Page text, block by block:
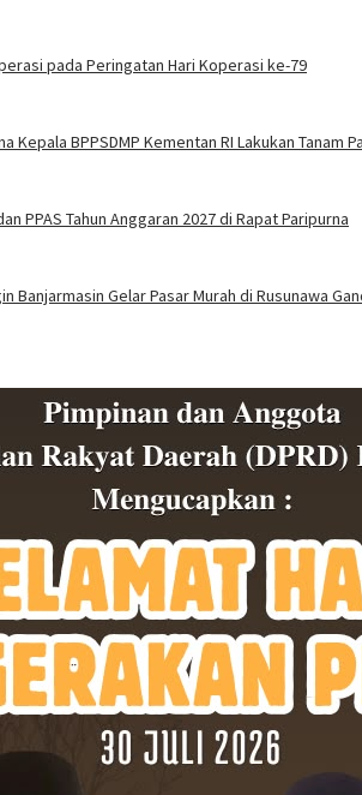
pada Peringatan Hari Koperasi ke-79
BPPSDMP Kementan RI Lakukan Tanam
PPAS Tahun Anggaran 2027 di Rapat Paripurna
Gelar Pasar Murah di Rusunawa